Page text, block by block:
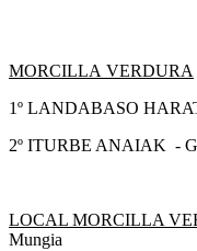
MORCILLA VERDURA
1º LANDABASO
2º ITURBE ANAIAK -
LOCAL MORCILLA
Mungia